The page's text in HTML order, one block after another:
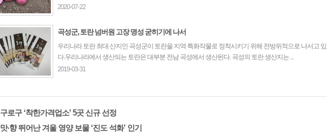
2020-07-22
곡성군, 토란 넘버원 고장 명성 굳히기에 나서
우리나라 토란 최대 산지인 곡성군이 토란을 지역 특화작물로 정착시키기 위해 전방위적으로 나서고 있
다.우리나라에서 생산되는 토란은 대부분 전남 곡성에서 생산된다. 곡성의 토란 생산지는 ...
2019-03-31
구로구 ‘착한가격업소’ 5곳 신규 선정
맛·향 뛰어난 겨울 영양 보물 ‘진도 석화’ 인기